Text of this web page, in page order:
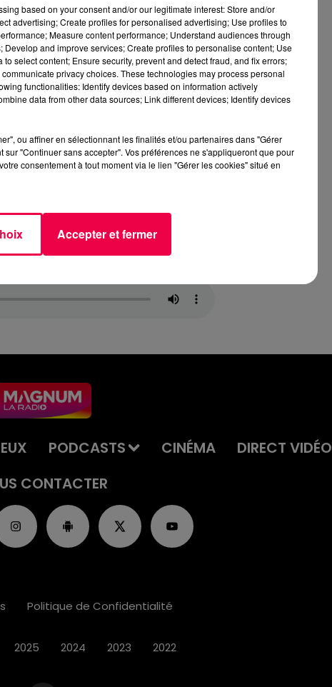
PODCASTS CINÉMA DIRECT VIDÉO
CONTACTER
Politique de Confidentialité
2025 2024 2023 2022
based on your consent and/or our legitimate interest: Store and/or
advertising; Create profiles for personalised advertising; Use profiles to
Measure content performance; Understand audiences through
and improve services; Create profiles to personalise content; Use
select content; Ensure security, prevent and detect fraud, and fix errors;
privacy choices. These technologies may process personal
functionalities: Identify devices based on information actively
data from other data sources; Link different devices; Identify devices
ou affiner en sélectionnant les finalités et/ou partenaires dans "Gérer
"Continuer sans accepter". Vos préférences ne s'appliqueront que pour
consentement à tout moment via le lien "Gérer les cookies" situé en
Accepter et fermer